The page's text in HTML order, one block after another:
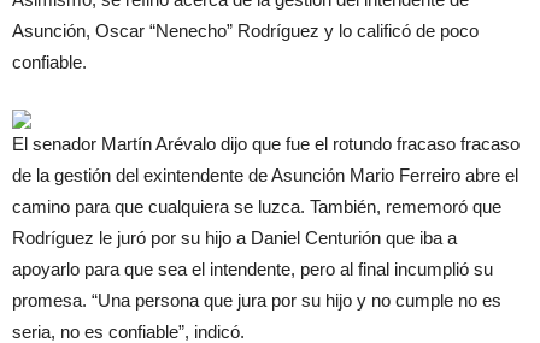
Asunción, Oscar “Nenecho” Rodríguez y lo calificó de poco
confiable.
El senador Martín Arévalo dijo que fue el rotundo fracaso fracaso
de la gestión del exintendente de Asunción Mario Ferreiro abre el
camino para que cualquiera se luzca. También, rememoró que
Rodríguez le juró por su hijo a Daniel Centurión que iba a
apoyarlo para que sea el intendente, pero al final incumplió su
promesa. “Una persona que jura por su hijo y no cumple no es
seria, no es confiable”, indicó.